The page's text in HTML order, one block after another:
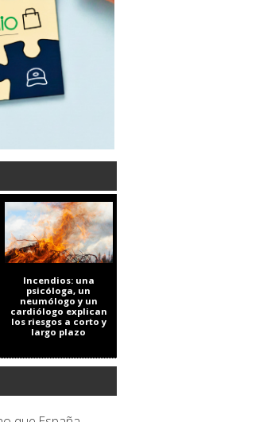
Incendios: una
psicóloga, un
neumólogo y un
cardiólogo explican
los riesgos a corto y
largo plazo